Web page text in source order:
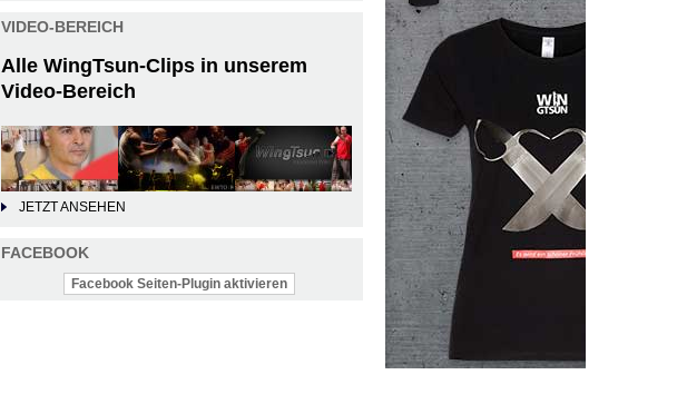
VIDEO-BEREICH
Alle WingTsun-Clips in unserem
Video-Bereich
JETZT ANSEHEN
FACEBOOK
Facebook Seiten-Plugin aktivieren